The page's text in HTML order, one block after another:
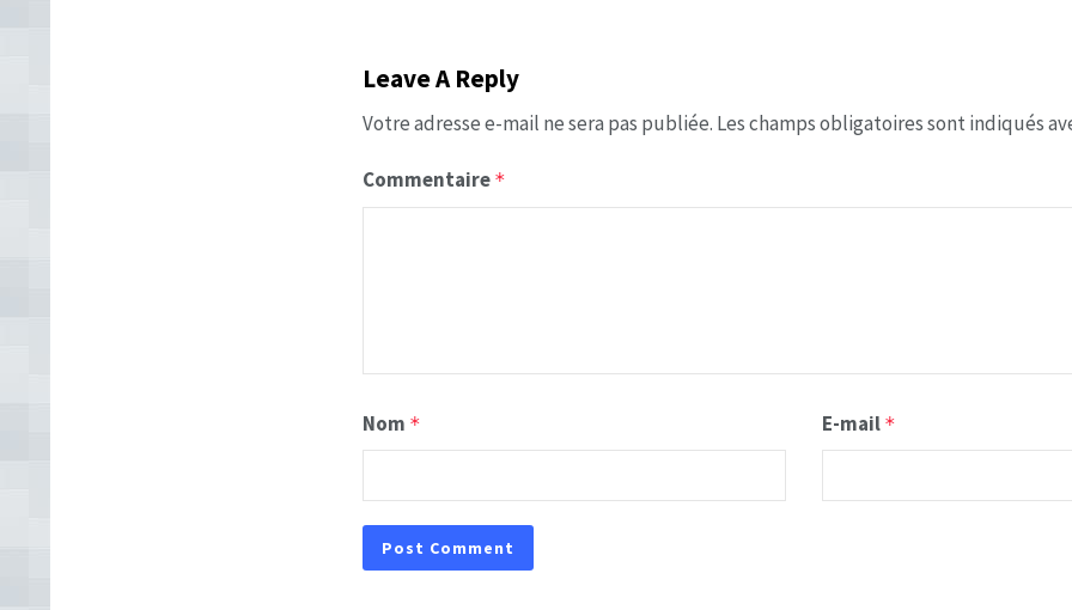
Leave A Reply
Votre adresse e-mail ne sera pas publiée. Les champs obligatoires sont indiqués
Commentaire *
Nom * E-mail *